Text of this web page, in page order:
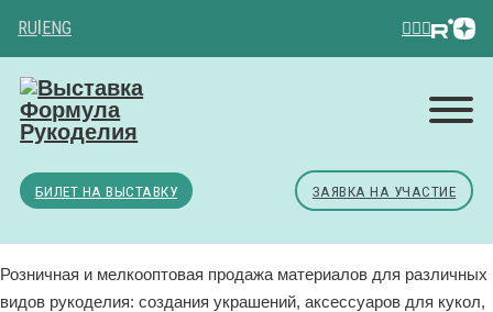
RU ENG
БИЛЕТ НА ВЫСТАВКУ ЗАЯВКА НА УЧАСТИЕ
Розничная и мелкооптовая продажа материалов для различных
видов рукоделия: создания украшений, аксессуаров для кукол,